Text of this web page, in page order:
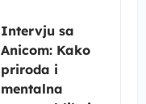
Intervju sa
Anicom: Kako
priroda i
mentalna